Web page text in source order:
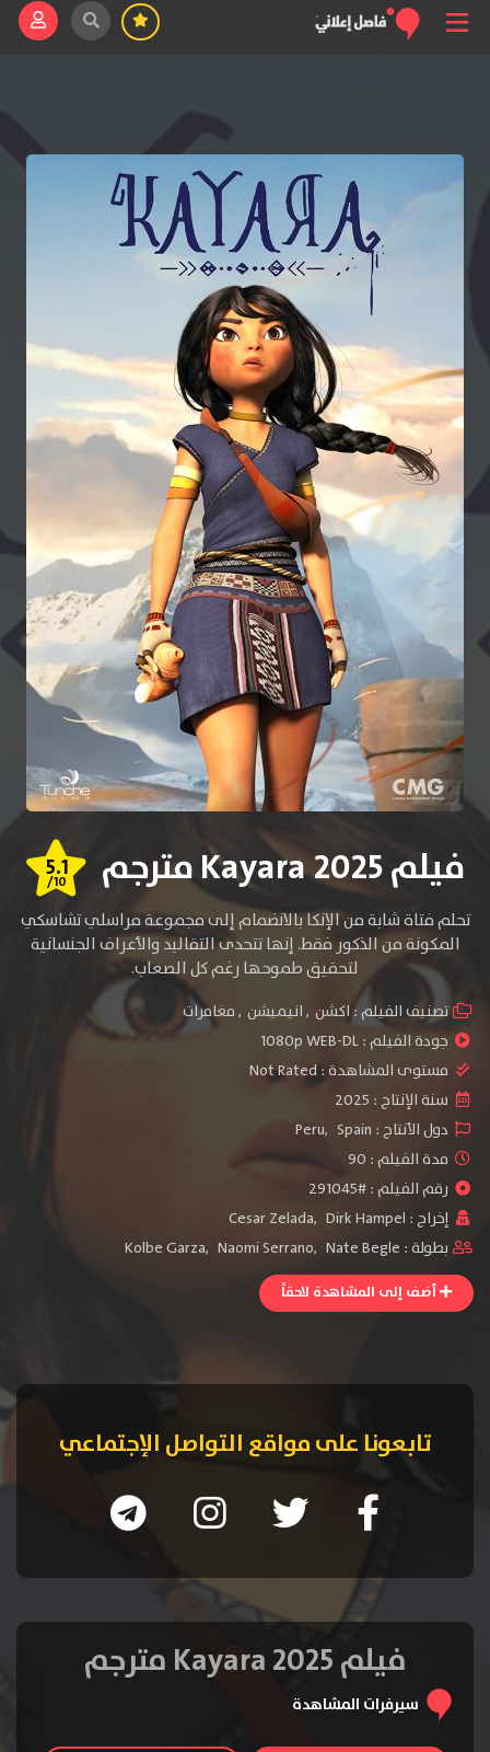
فيلم Kayara 2025 مترجم 5.1
/10
تحلم فتاة شابة من الإنكا بالانضمام إلى مجموعة مراسلي تشاسكي
المكونة من الذكور فقط. إنها تتحدى التقاليد والأعراف الجنسانية
لتحقيق طموحها رغم كل الصعاب.
تصنيف الفيلم :اكشن ,انيميشن ,مغامرات
جودة الفيلم :1080p WEB-DL
مستوى المشاهدة :Not Rated
سنة الإنتاج : 2025
دول الأنتاج :
Peru, Spain
مدة الفيلم : 90
رقم الفيلم : #291045
إخراج :
Cesar Zelada, Dirk Hampel
بطولة :
Kolbe Garza, Naomi Serrano, Nate Begle
أضف إلى المشاهدة لاحقاً
تابعونا على مواقع التواصل الإجتماعي
فيلم Kayara 2025 مترجم
سيرفرات المشاهدة